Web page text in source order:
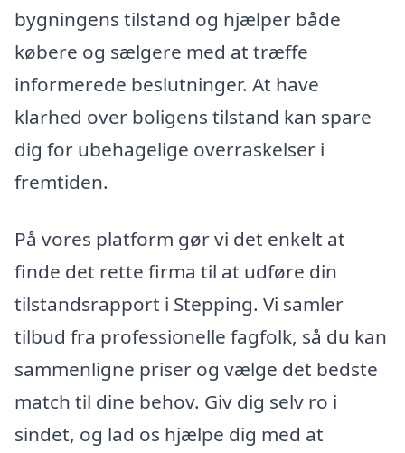
bygningens tilstand og hjælper både
købere og sælgere med at træffe
informerede beslutninger. At have
klarhed over boligens tilstand kan spare
dig for ubehagelige overraskelser i
fremtiden.
På vores platform gør vi det enkelt at
finde det rette firma til at udføre din
tilstandsrapport i Stepping. Vi samler
tilbud fra professionelle fagfolk, så du kan
sammenligne priser og vælge det bedste
match til dine behov. Giv dig selv ro i
sindet, og lad os hjælpe dig med at